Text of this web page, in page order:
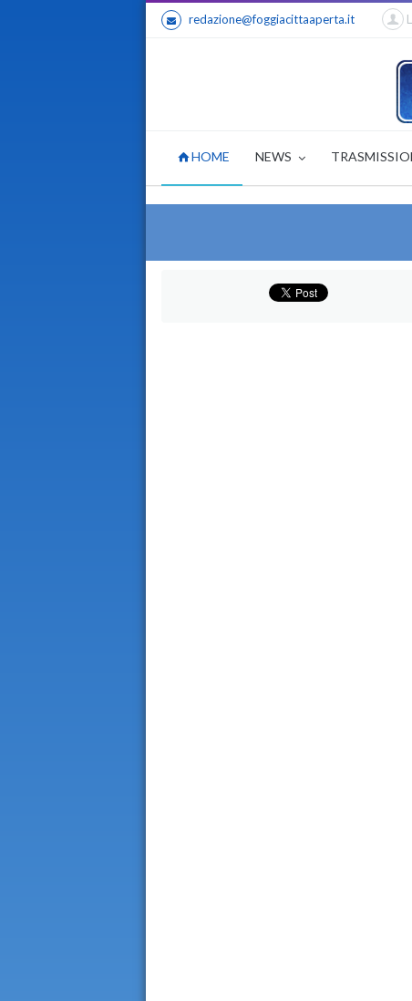
redazione@foggiacittaaperta.it
HOME NEWS